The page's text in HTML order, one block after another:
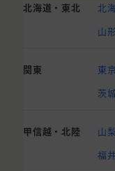
北海道・東北 北
山
関東 東
茨
甲信越・北陸 山
福